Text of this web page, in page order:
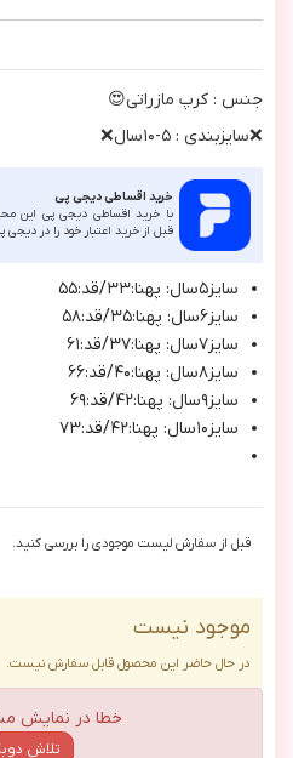
جنس : كرپ مازراتي😍
❌سايزبندي : ٥-١٠سال❌
خرید اقساطی دیجی پی
با خرید اقساطی دیجی پی این
قبل از خرید اعتبار خود را در دیجی
سايز٥سال: پهنا:٣٣/قد:٥٥
سايز٦سال: پهنا:٣٥/قد:٥٨
سايز٧سال: پهنا:٣٧/قد:٦١
سايز٨سال: پهنا:٤٠/قد:٦٦
سايز٩سال: پهنا:٤٢/قد:٦٩
سايز١٠سال: پهنا:٤٢/قد:٧٣
قبل از سفارش لیست موجودی را بررسی کنید.
موجود نیست
در حال حاضر این محصول قابل سفارش نیست.
خطا در نمایش
تلاش